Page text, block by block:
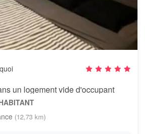
un logement vide d'occupant
(12,73 km)